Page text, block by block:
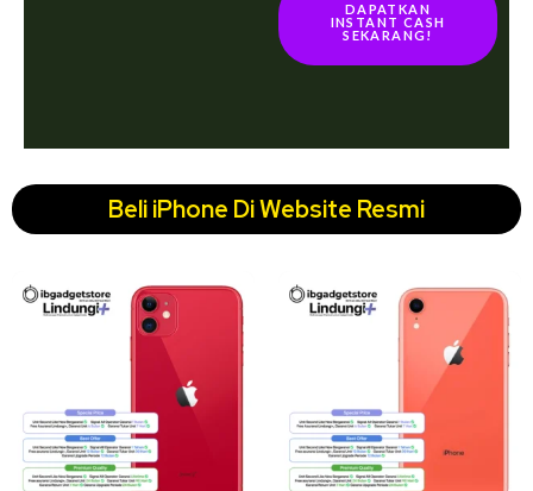
DAPATKAN
INSTANT CASH
SEKARANG!
Beli iPhone Di Website Resmi